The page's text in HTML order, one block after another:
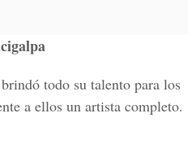
todo su talento para los
a ellos un artista completo.